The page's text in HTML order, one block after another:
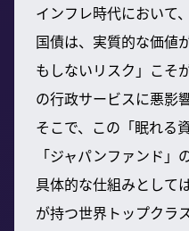
インフレ時代において
国債は、実質的な価値
もしないリスク」こそ
の行政サービスに悪影
そこで、この「眠れる
「ジャパンファンド」
具体的な仕組みとして
が持つ世界トップクラ